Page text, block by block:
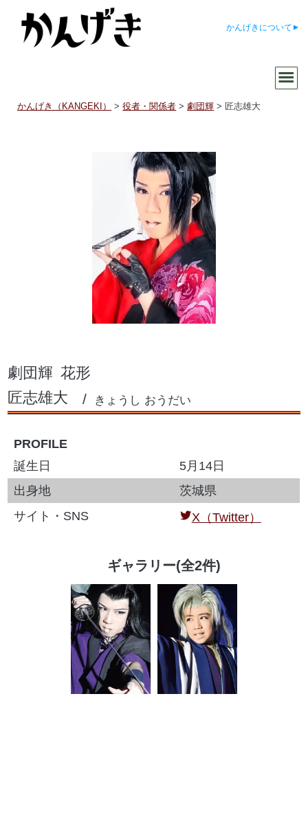
かんげきについて
かんげき（KANGEKI） >役者・関係者 >劇団輝 > 匠志雄大
劇団輝 花形
匠志雄大
きょうし おうだい
PROFILE
誕生日
5月14日
出身地
茨城県
サイト・SNS
X（Twitter）
ギャラリー(全2件)